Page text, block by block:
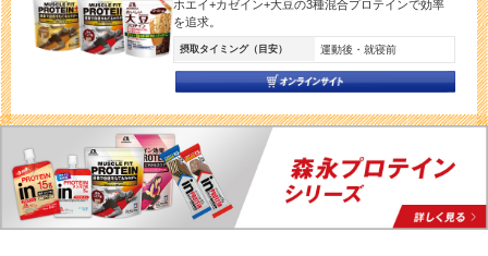
ホエイ+カゼイン+大豆の3種混合プロテインで効率
を追求。
摂取タイミング（目安） 運動後・就寝前